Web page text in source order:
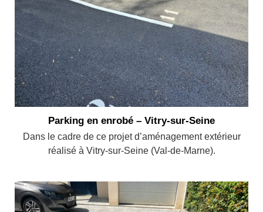
Parking en enrobé – Vitry-sur-Seine
Dans le cadre de ce projet d’aménagement extérieur
réalisé à Vitry-sur-Seine (Val-de-Marne).